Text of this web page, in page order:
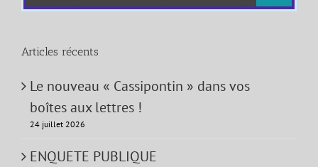
Articles récents
Le nouveau « Cassipontin » dans vos
boîtes aux lettres !
24 juillet 2026
ENQUETE PUBLIQUE